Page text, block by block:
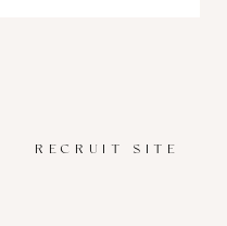
RECRUIT SITE